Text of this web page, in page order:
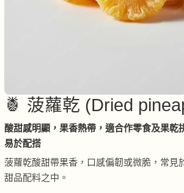
🍍 菠蘿乾 (Dried
酸甜感明顯，果香熱帶，適合作零食及果乾
易於配搭
菠蘿乾酸甜帶果香，口感偏韌或微脆，常見
甜品配料之中。